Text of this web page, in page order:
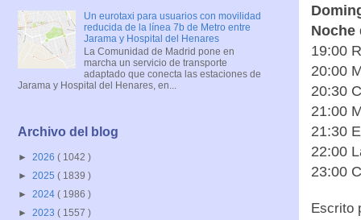
Noche
19:00
20:00
20:30
21:00
21:30
22:00
23:00
Escrito
Un eurotaxi para usuarios con movilidad
reducida de la línea 7b de Metro entre
Jarama y Hospital del Henares
La Comunidad de Madrid pone en
marcha un servicio de transporte
adaptado que conecta las estaciones de
Jarama y Hospital del Henares, en...
Archivo del blog
► 2026 ( 1042 )
► 2025 ( 1839 )
► 2024 ( 1986 )
► 2023 ( 1557 )